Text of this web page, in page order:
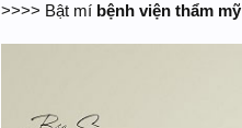
>>>> Bật mí bệnh viện thẩm mỹ